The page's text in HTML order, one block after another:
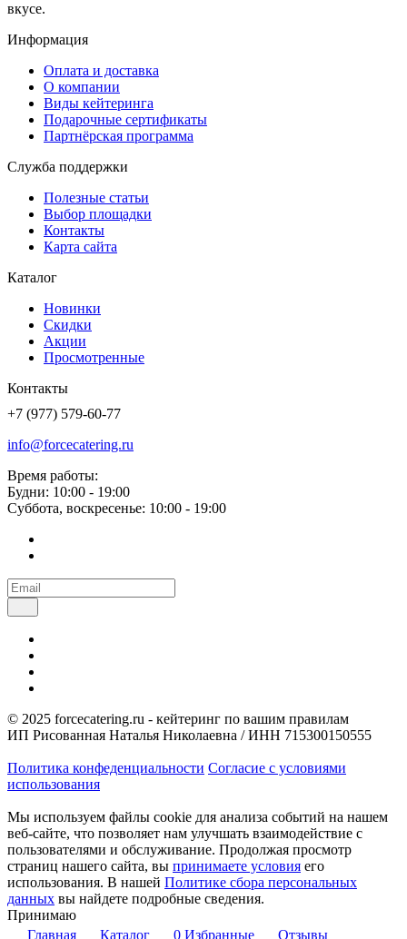
вкусе.
Информация
Оплата и доставка
О компании
Виды кейтеринга
Подарочные сертификаты
Партнёрская программа
Служба поддержки
Полезные статьи
Выбор площадки
Контакты
Карта сайта
Каталог
Новинки
Скидки
Акции
Просмотренные
Контакты
+7 (977) 579-60-77
info@forcecatering.ru
Время работы:
Будни: 10:00 - 19:00
Суббота, воскресенье: 10:00 - 19:00
© 2025 forcecatering.ru - кейтеринг по вашим правилам
ИП Рисованная Наталья Николаевна / ИНН 715300150555
Политика конфеденциальности Согласие с условиями
использования
Мы используем файлы cookie для анализа событий на нашем
веб-сайте, что позволяет нам улучшать взаимодействие с
пользователями и обслуживание. Продолжая просмотр
страниц нашего сайта, вы принимаете условия его
использования. В нашей Политике сбора персональных
данных вы найдете подробные сведения.
Принимаю
Главная
Каталог 0 Избранные Отзывы